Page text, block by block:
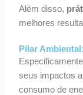
Além disso,
melhores
Pilar
seus impactos
consumo de